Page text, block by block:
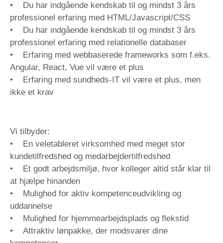
• Du har indgående kendskab til og mindst 3 års
professionel erfaring med HTML/Javascript/CSS
• Du har indgående kendskab til og mindst 3 års
professionel erfaring med relationelle databaser
• Erfaring med webbaserede frameworks som f.eks.
Angular, React, Vue vil være et plus
• Erfaring med sundheds-IT vil være et plus, men
ikke et krav
Vi tilbyder:
• En veletableret virksomhed med meget stor
kundetilfredshed og medarbejdertilfredshed
• Et godt arbejdsmiljø, hvor kolleger altid står klar til
at hjælpe hinanden
• Mulighed for aktiv kompetenceudvikling og
uddannelse
• Mulighed for hjemmearbejdsplads og flekstid
• Attraktiv lønpakke, der modsvarer dine